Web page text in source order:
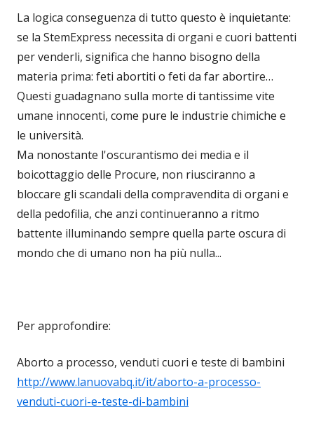
La logica conseguenza di tutto questo è inquietante:
se la StemExpress necessita di organi e cuori battenti
per venderli, significa che hanno bisogno della
materia prima: feti abortiti o feti da far abortire…
Questi guadagnano sulla morte di tantissime vite
umane innocenti, come pure le industrie chimiche e
le università.
Ma nonostante l'oscurantismo dei media e il
boicottaggio delle Procure, non riusciranno a
bloccare gli scandali della compravendita di organi e
della pedofilia, che anzi continueranno a ritmo
battente illuminando sempre quella parte oscura di
mondo che di umano non ha più nulla...
Per approfondire:
Aborto a processo, venduti cuori e teste di bambini
http://www.lanuovabq.it/it/aborto-a-processo-
venduti-cuori-e-teste-di-bambini